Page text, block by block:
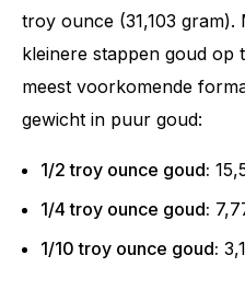
troy ounce (31,103
kleinere stappen goud op
meest voorkomende
gewicht in puur goud:
1/2 troy ounce goud:
1/4 troy ounce goud:
1/10 troy ounce goud: